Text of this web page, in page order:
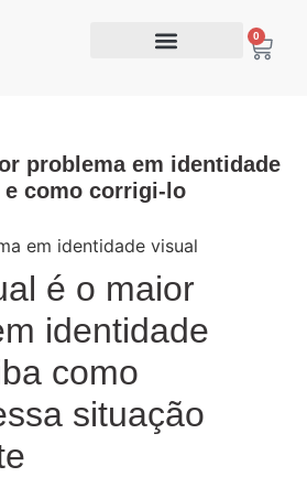
0
problema em identidade
como corrigi-lo
é o maior
identidade
como
situação